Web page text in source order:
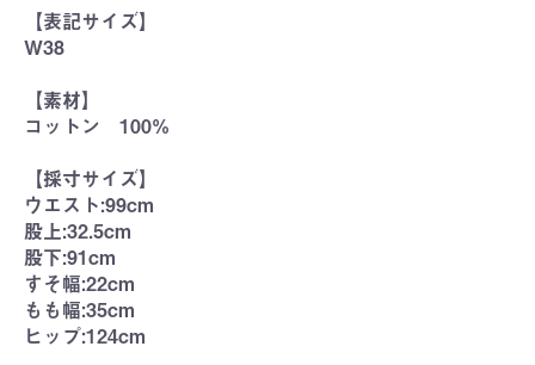
【表記サイズ】
W38
【素材】
コットン 100%
【採寸サイズ】
ウエスト:99cm
股上:32.5cm
股下:91cm
すそ幅:22cm
もも幅:35cm
ヒップ:124cm